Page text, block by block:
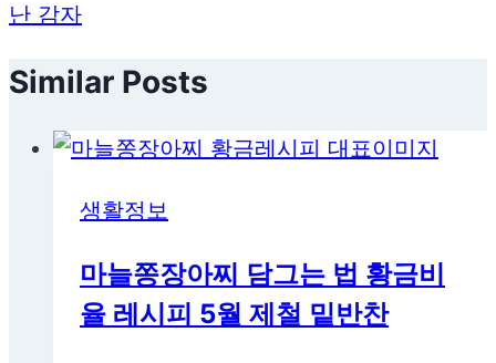
난 감자
Similar Posts
생활정보
마늘쫑장아찌 담그는 법 황금비
율 레시피 5월 제철 밑반찬